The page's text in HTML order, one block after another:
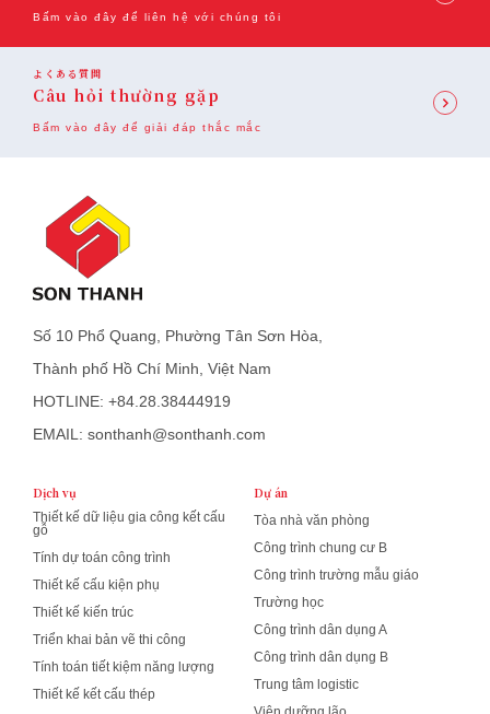
Bấm vào đây để liên hệ với chúng tôi
よくある質問
Câu hỏi thường gặp
Bấm vào đây để giải đáp thắc mắc
Số 10 Phổ Quang, Phường Tân Sơn Hòa,
Thành phố Hồ Chí Minh, Việt Nam
HOTLINE: +84.28.38444919
EMAIL: sonthanh@sonthanh.com
Dịch vụ
Thiết kế dữ liệu gia công kết cấu
gỗ
Tính dự toán công trình
Thiết kế cấu kiện phụ
Thiết kế kiến trúc
Triển khai bản vẽ thi công
Tính toán tiết kiệm năng lượng
Thiết kế kết cấu thép
Dự án
Tòa nhà văn phòng
Công trình chung cư B
Công trình trường mẫu giáo
Trường học
Công trình dân dụng A
Công trình dân dụng B
Trung tâm logistic